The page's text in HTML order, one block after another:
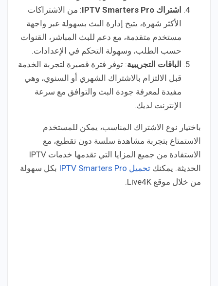
اشتراك IPTV Smarters Pro
: من الاشتراكات
الأكثر شهرة، يتيح إدارة البث بسهولة عبر واجهة
مستخدم متقدمة، مع دعم للبث المباشر، القنوات
حسب الطلب، وسهولة التحكم في الإعدادات.
الباقات التجريبية: توفر فترة قصيرة لتجربة الخدمة
قبل الالتزام بالاشتراك الشهري أو السنوي، وهي
مفيدة لمعرفة جودة البث والتوافق مع سرعة
الإنترنت لديك.
باختيار نوع الاشتراك المناسب، يمكن للمستخدم
الاستمتاع بتجربة مشاهدة سلسة دون تقطيع، مع
الاستفادة من جميع المزايا التي تقدمها خدمات IPTV
الحديثة. يمكنك تحميل IPTV Smarters Pro
بكل سهولة
من خلال موقع Live4K.